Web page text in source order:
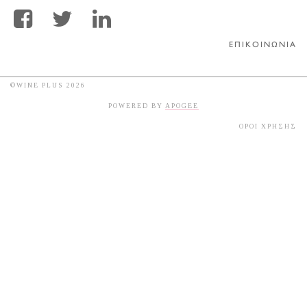
ΕΠΙΚΟΙΝΩΝΙΑ
©WINE PLUS 2026
POWERED BY APOGEE
ΟΡΟΙ ΧΡΗΣΗΣ